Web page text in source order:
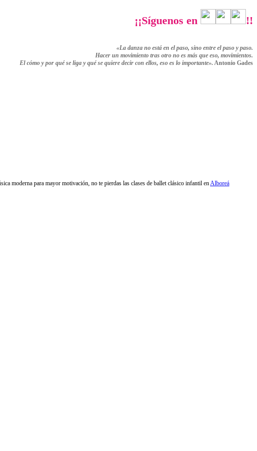
¡¡Síguenos en !!
«La danza no está en el paso, sino entre el paso y paso.
Hacer un movimiento tras otro no es más que eso, movimientos.
El cómo y por qué se liga y qué se quiere decir con ellos, eso es lo importante». Antonio Gades
moderna para mayor motivación, no te pierdas las clases de ballet clásico infantil enAlboreá